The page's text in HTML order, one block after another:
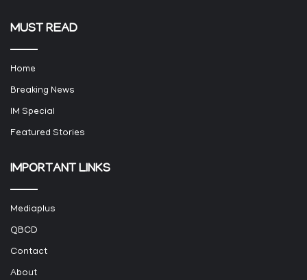
MUST READ
Home
Breaking News
IM Special
Featured Stories
IMPORTANT LINKS
Mediaplus
QBCD
Contact
About